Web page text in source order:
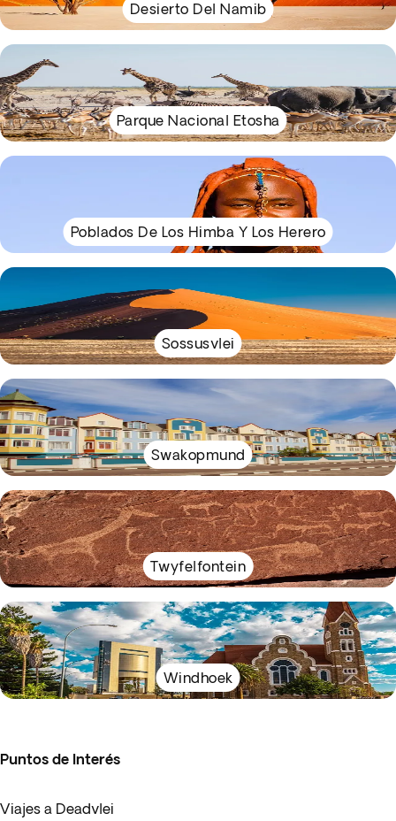
Desierto Del Namib
Parque Nacional Etosha
Poblados De Los Himba Y Los Herero
Sossusvlei
Swakopmund
Twyfelfontein
Windhoek
Puntos de Interés
Viajes a Deadvlei